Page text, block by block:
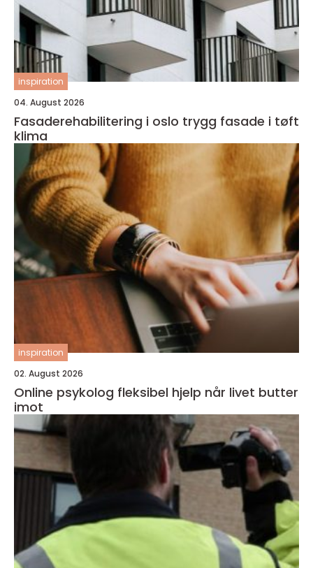
inspiration
04. August 2026
Fasaderehabilitering i oslo trygg fasade i tøft
klima
inspiration
02. August 2026
Online psykolog fleksibel hjelp når livet butter
imot